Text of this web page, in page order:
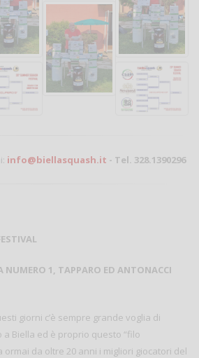
info@biellasquash.it - Tel. 328.1390296
NUMERO 1, TAPPARO ED ANTONACCI
giorni c’è sempre grande voglia di
Biella ed è proprio questo “filo
ormai da oltre 20 anni i migliori giocatori del